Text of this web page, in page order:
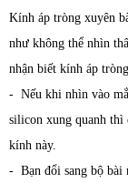
Kính áp tròng xuyên
như không thể nhìn
nhận biết kính áp
- Nếu khi nhìn vào
silicon xung quanh thì
kính này.
- Bạn đổi sang bộ bài